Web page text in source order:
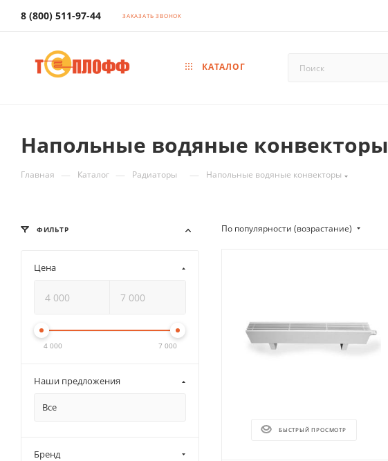
8 (800) 511-97-44 ЗАКАЗАТЬ ЗВОНОК
КАТАЛОГ
Напольные водяные конвекторы
Главная — Каталог — Радиаторы — Напольные водяные конвекторы
По популярности (возрастание)
БЫСТРЫЙ ПРОСМОТР
ФИЛЬТР
Цена
4 000 7 000
Наши предложения
Все
Бренд